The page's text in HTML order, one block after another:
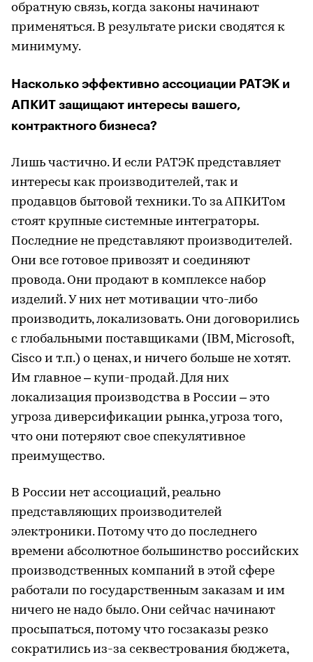
обратную связь, когда законы начинают
применяться. В результате риски сводятся к
минимуму.
Насколько эффективно ассоциации РАТЭК и
АПКИТ защищают интересы вашего,
контрактного бизнеса?
Лишь частично. И если РАТЭК представляет
интересы как производителей, так и
продавцов бытовой техники. То за АПКИТом
стоят крупные системные интеграторы.
Последние не представляют производителей.
Они все готовое привозят и соединяют
провода. Они продают в комплексе набор
изделий. У них нет мотивации что-либо
производить, локализовать. Они договорились
с глобальными поставщиками (IBM, Microsoft,
Cisco и т.п.) о ценах, и ничего больше не хотят.
Им главное – купи-продай. Для них
локализация производства в России – это
угроза диверсификации рынка, угроза того,
что они потеряют свое спекулятивное
преимущество.
В России нет ассоциаций, реально
представляющих производителей
электроники. Потому что до последнего
времени абсолютное большинство российских
производственных компаний в этой сфере
работали по государственным заказам и им
ничего не надо было. Они сейчас начинают
просыпаться, потому что госзаказы резко
сократились из-за секвестрования бюджета,